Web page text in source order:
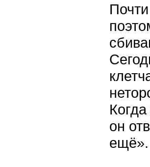
он
ещё».